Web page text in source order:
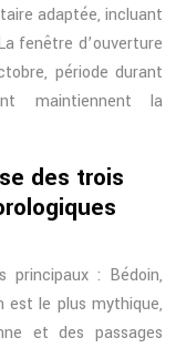
adaptée, incluant
fenêtre d’ouverture
période durant
maintiennent la
des trois
principaux : Bédoin,
est le plus mythique,
et des passages